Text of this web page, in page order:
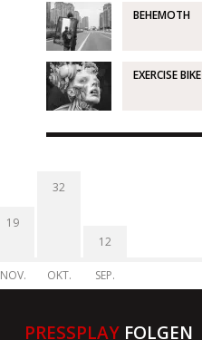
BEHEMOTH
EXERCISE BIKE
19
NOV.
32
OKT.
12
SEP.
PRESSPLAYFOLGEN